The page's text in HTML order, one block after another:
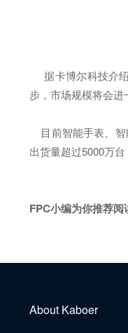
据卡博尔科技介绍
步，市场规模将会进
目前智能手表、智
出货量超过5000万
FPC小编为你推荐阅
About Kaboer